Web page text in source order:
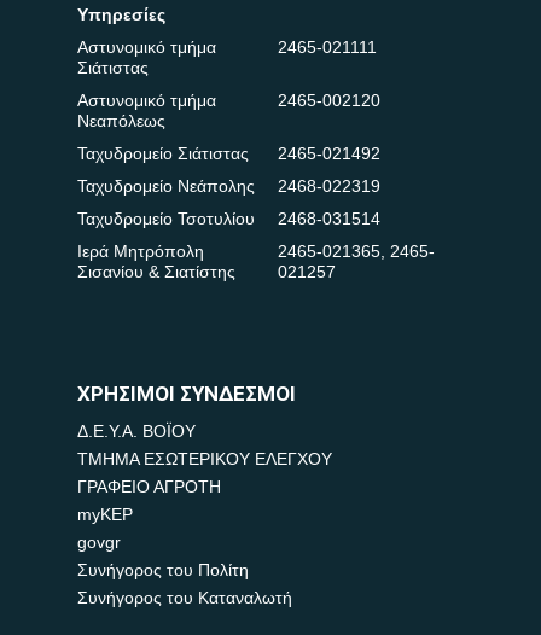
Υπηρεσίες
Αστυνομικό τμήμα
Σιάτιστας
2465-021111
Αστυνομικό τμήμα
Νεαπόλεως
2465-002120
Ταχυδρομείο Σιάτιστας
2465-021492
Ταχυδρομείο Νεάπολης
2468-022319
Ταχυδρομείο Τσοτυλίου
2468-031514
Ιερά Μητρόπολη
Σισανίου & Σιατίστης
2465-021365, 2465-
021257
ΧΡΗΣΙΜΟΙ ΣΥΝΔΕΣΜΟΙ
Δ.Ε.Υ.Α. ΒΟΪΟΥ
ΤΜΗΜΑ ΕΣΩΤΕΡΙΚΟΥ ΕΛΕΓΧΟΥ
ΓΡΑΦΕΙΟ ΑΓΡΟΤΗ
myKEP
govgr
Συνήγορος του Πολίτη
Συνήγορος του Καταναλωτή